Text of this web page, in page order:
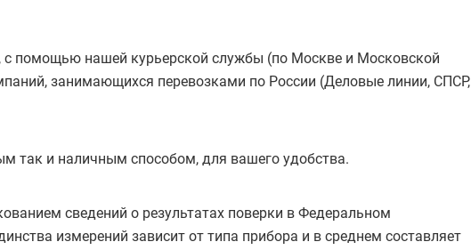
с помощью нашей курьерской службы (по Москве и Московской
занимающихся перевозками по России (Деловые линии, СПСР,
так и наличным способом, для вашего удобства.
сведений о результатах поверки в Федеральном
измерений зависит от типа прибора и в среднем составляет